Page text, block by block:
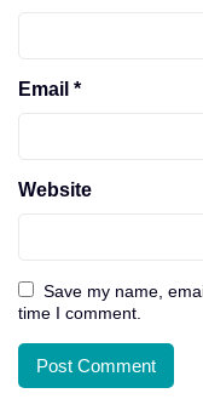
Email *
Website
Save my name,
time I comment.